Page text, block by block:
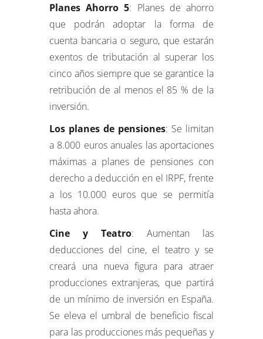
Planes Ahorro 5: Planes de ahorro
que podrán adoptar la forma de
cuenta bancaria o seguro, que estarán
exentos de tributación al superar los
cinco años siempre que se garantice la
retribución de al menos el 85 % de la
inversión.
Los planes de pensiones: Se limitan
a 8.000 euros anuales las aportaciones
máximas a planes de pensiones con
derecho a deducción en el IRPF, frente
a los 10.000 euros que se permitía
hasta ahora.
Cine y Teatro: Aumentan las
deducciones del cine, el teatro y se
creará una nueva figura para atraer
producciones extranjeras, que partirá
de un mínimo de inversión en España.
Se eleva el umbral de beneficio fiscal
para las producciones más pequeñas y